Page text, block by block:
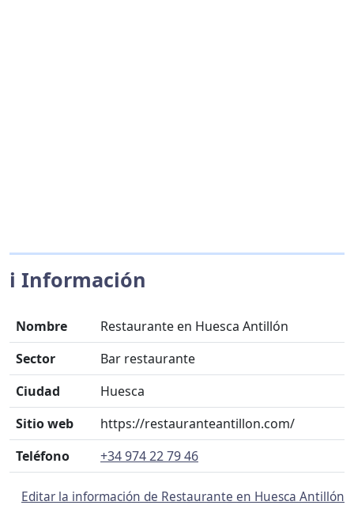
ℹ️ Información
Nombre
Restaurante en Huesca Antillón
Sector
Bar restaurante
Ciudad
Huesca
Sitio web
https://restauranteantillon.com/
Teléfono
+34 974 22 79 46
Editar la información de Restaurante en Huesca Antillón